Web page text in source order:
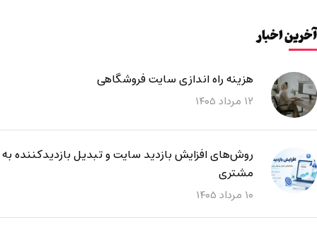
آخرین اخبار
هزینه راه اندازی سایت فروشگاهی
۱۲ مرداد ۱۴۰۵
روش‌های افزایش بازدید سایت و تبدیل بازدیدکننده به
مشتری
۱۰ مرداد ۱۴۰۵